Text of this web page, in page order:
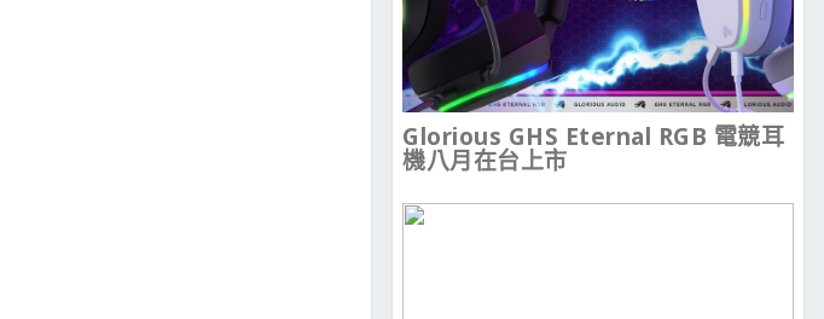
Glorious GHS Eternal RGB 電競耳
機八月在台上市